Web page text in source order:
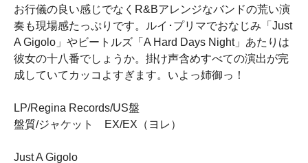
お行儀の良い感じでなくR&Bアレンジなバンドの荒い演
奏も現場感たっぷりです。ルイ･プリマでおなじみ「Just
A Gigolo」やビートルズ「A Hard Days Night」あたりは
彼女の十八番でしょうか。掛け声含めすべての演出が完
成していてカッコよすぎます。いよっ姉御っ！
LP/Regina Records/US盤
盤質/ジャケット EX/EX（ヨレ）
Just A Gigolo